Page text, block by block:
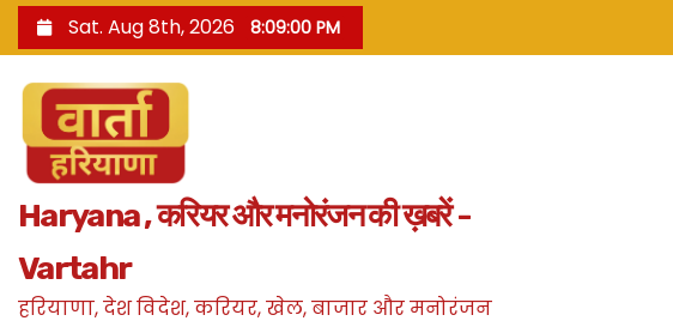
k
Sat. Aug 8th, 2026 8:09:01 PM
Haryana , करियर और मनोरंजन की ख़बरें -
Vartahr
हरियाणा, देश विदेश, करियर, खेल, बाजार और मनोरंजन